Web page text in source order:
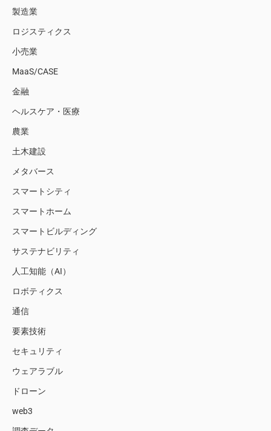
製造業
ロジスティクス
小売業
MaaS/CASE
金融
ヘルスケア・医療
農業
土木建設
メタバース
スマートシティ
スマートホーム
スマートビルディング
サステナビリティ
人工知能（AI）
ロボティクス
通信
要素技術
セキュリティ
ウェアラブル
ドローン
web3